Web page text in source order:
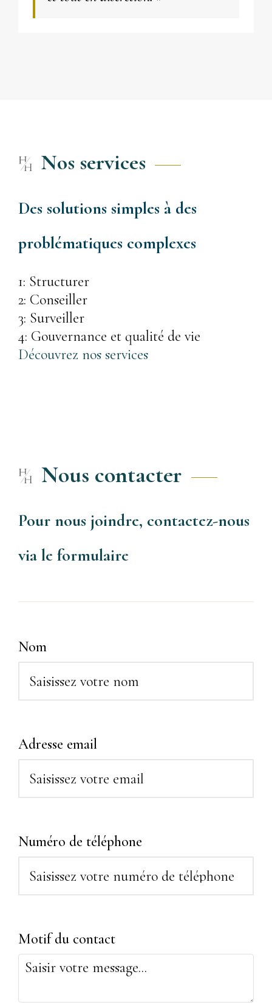
Nos services
Des solutions simples à des
problématiques complexes
1: Structurer
2: Conseiller
3: Surveiller
4: Gouvernance et qualité de vie
Découvrez nos services
Nous contacter
Pour nous joindre, contactez-nous
via le formulaire
Nom
Adresse email
Numéro de téléphone
Motif du contact